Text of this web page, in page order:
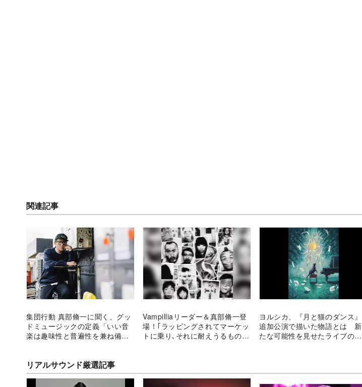
関連記事
集団行動 真部脩一に聞く、グッ
ドミュージックの定義「いい音
楽は趣味性と普遍性を兼ね備え
Vampilliaリーダー＆真部脩一登
場！｢ラッピングされてマーケッ
トに乗り､それに耐えうるものが
ヨルシカ、『月と猫のダンス』
追加公演で描いた物語とは 新
たな可能性を見せたライブのあ
リアルサウンド厳選記事